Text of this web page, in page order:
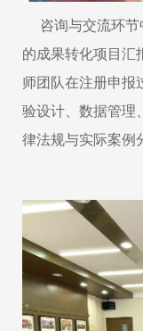
咨询与交流环节
的成果转化项目汇
师团队在注册申报
验设计、数据管理、
律法规与实际案例